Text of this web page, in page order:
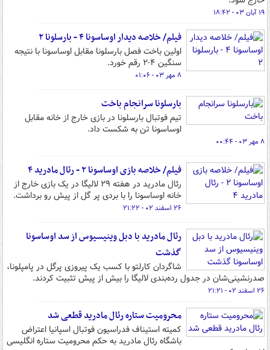
۱۹ آبان ۰۳ - ۱۸:۴۲
فیلم/ خلاصه دیدار اوساسونا ۴ - بارسلونا ۲
اولین باخت فصل بارسلونا مقابل اوساسونا با نتیجه
سنگین ۴-۲ رقم خورد.
۸ مهر ۰۳ - ۰۱:۰۶
بارسلونا سرانجام باخت
تیم فوتبال بارسلونا در بازی خارج از خانه مقابل
اوساسونا تن به شکست داد.
۸ مهر ۰۳ - ۰۰:۴۴
فیلم/ خلاصه بازی اوساسونا ۲ - رئال مادرید ۴
رئال مادرید در هفته ۲۹ لالیگا در یک بازی خارج از
خانه اوساسونا را با بردی پر گل از پیش رو برداشت.
۲۶ اسفند ۰۲ - ۲۱:۲۲
رئال مادرید با دبل وینیسیوس از سد اوساسونا
گذشت
شاگردان کارلتو با کسب یک پیروزی پرگل در پامپلونا،
صدرنشینی‌شان در جدول رده‌بندی لالیگا را بیش از پیش تثبیت کردند.
۲۶ اسفند ۰۲ - ۲۱:۲۱
محرومیت ستاره رئال مادرید قطعی شد
کمیته استیناف فدراسیون فوتبال اسپانیا اعتراض
باشگاه رئال مادرید به حکم محرومیت ستاره انگلیسی